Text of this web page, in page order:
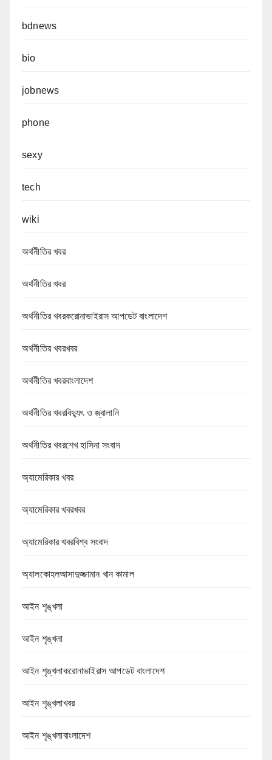
bdnews
bio
jobnews
phone
sexy
tech
wiki
অর্থনীতির খবর
অর্থনীতির খবর
অর্থনীতির খবরকরোনাভাইরাস আপডেট বাংলাদেশ
অর্থনীতির খবরখবর
অর্থনীতির খবরবাংলাদেশ
অর্থনীতির খবরবিদ্যুৎ ও জ্বালানি
অর্থনীতির খবরশেখ হাসিনা সংবাদ
অ্যামেরিকার খবর
অ্যামেরিকার খবরখবর
অ্যামেরিকার খবরবিশ্ব সংবাদ
অ্যালকোহলআসাদুজ্জামান খান কামাল
আইন শৃঙ্খলা
আইন শৃঙ্খলা
আইন শৃঙ্খলাকরোনাভাইরাস আপডেট বাংলাদেশ
আইন শৃঙ্খলাখবর
আইন শৃঙ্খলাবাংলাদেশ